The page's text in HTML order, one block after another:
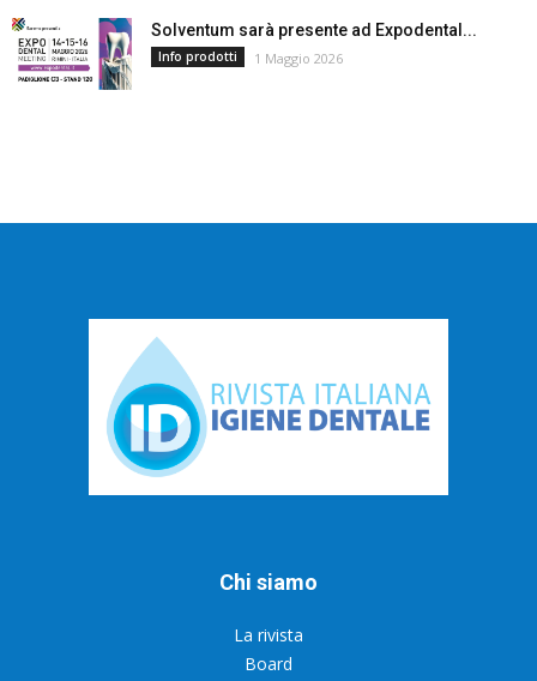
Solventum sarà presente ad Expodental...
Info prodotti 1 Maggio 2026
Chi siamo
La rivista
Board